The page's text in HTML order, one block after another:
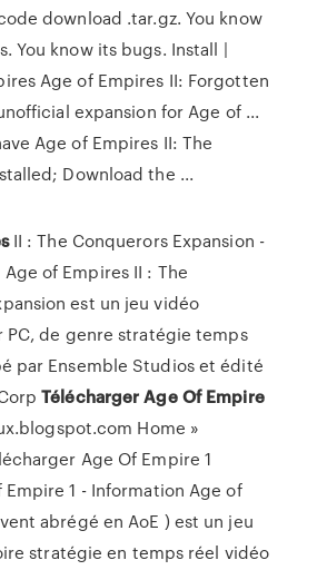
download .tar.gz. You know
You know its bugs. Install |
Age of Empires II: Forgotten
expansion for Age of ...
Age of Empires II: The
Download the ...
II : The Conquerors Expansion -
of Empires II : The
est un jeu vidéo
PC, de genre stratégie temps
par Ensemble Studios et édité
Télécharger Age Of Empire
Home »
Age Of Empire 1
1 - Information Age of
abrégé en AoE ) est un jeu
stratégie en temps réel vidéo